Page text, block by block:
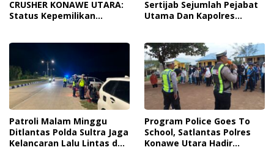
CRUSHER KONAWE UTARA:
Status Kepemilikan
Tersangka Dr. Ruksamin
Dinilai Prematur
Sertijab Sejumlah Pejabat
Utama Dan Kapolres
Kepulauan
Patroli Malam Minggu
Ditlantas Polda Sultra Jaga
Kelancaran Lalu Lintas dan
Program Police Goes To
School, Satlantas Polres
Konawe Utara Hadir